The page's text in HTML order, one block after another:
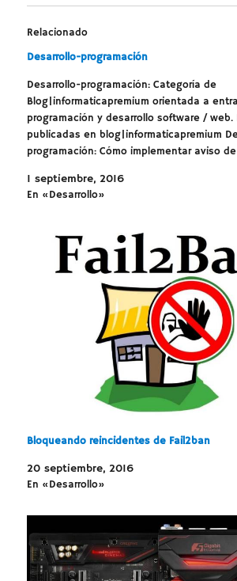
Relacionado
Desarrollo-programación
Desarrollo-programación: Categoría de
Blog|informaticapremium orientada a
programación y desarrollo software / web.
publicadas en blog|informaticapremium
programación: Cómo implementar aviso
translate – Centrar elemento Echad un
de nuestros artículos en
1 septiembre, 2016
En «Desarrollo»
Bloqueando reincidentes de Fail2ban
20 septiembre, 2016
En «Desarrollo»